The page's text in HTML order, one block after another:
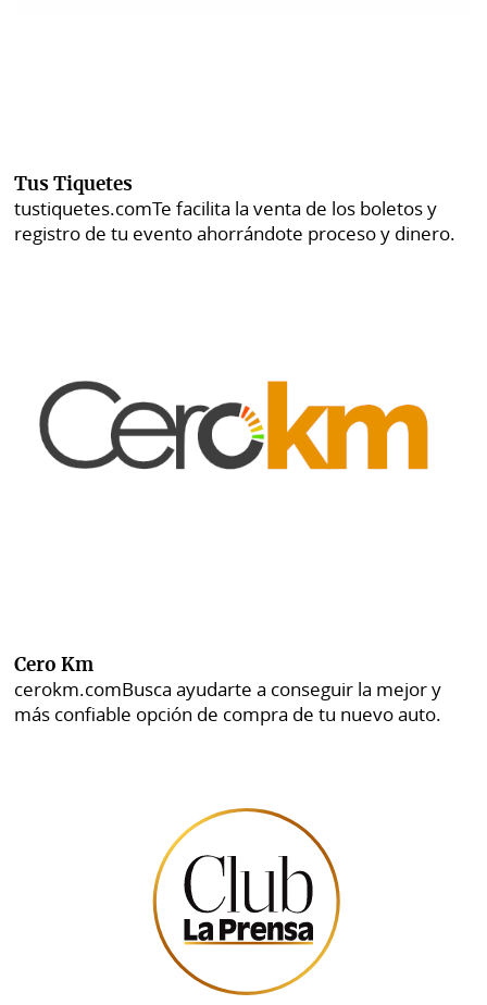
Tus Tiquetes
tustiquetes.comTe facilita la venta de los boletos y
registro de tu evento ahorrándote proceso y dinero.
Cero Km
cerokm.comBusca ayudarte a conseguir la mejor y
más confiable opción de compra de tu nuevo auto.